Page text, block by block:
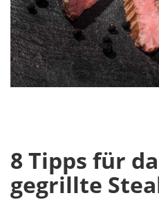
8 Tipps für
gegrillte